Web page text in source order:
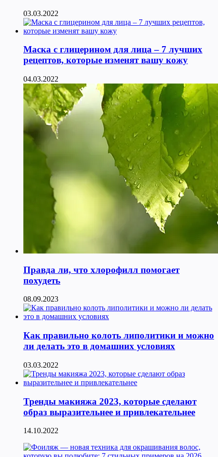
03.03.2022
Маска с глицерином для лица – 7 лучших
рецептов, которые изменят вашу кожу
04.03.2022
Правда ли, что хлорофилл помогает
похудеть
08.09.2023
Как правильно колоть липолитики и можно
ли делать это в домашних условиях
03.03.2022
Тренды макияжа 2023, которые сделают
образ выразительнее и привлекательнее
14.10.2022